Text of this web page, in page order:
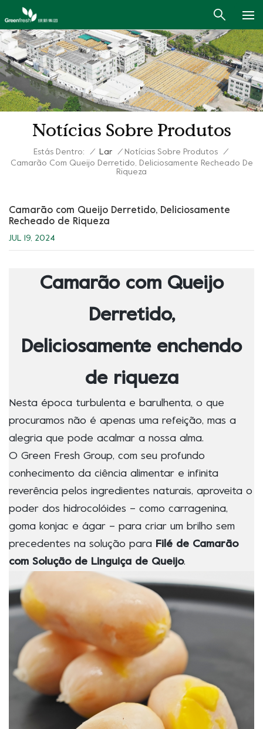
Notícias Sobre Produtos
Estás Dentro: / Lar / Notícias Sobre Produtos
/
Camarão Com Queijo Derretido, Deliciosamente Recheado De
Riqueza
Camarão com Queijo Derretido, Deliciosamente
Recheado de Riqueza
JUL 19, 2024
Camarão com Queijo
Derretido,
Deliciosamente enchendo
de riqueza
Nesta época turbulenta e barulhenta, o que
procuramos não é apenas uma refeição, mas a
alegria que pode acalmar a nossa alma.
O Green Fresh Group, com seu profundo
conhecimento da ciência alimentar e infinita
reverência pelos ingredientes naturais, aproveita o
poder dos hidrocolóides – como carragenina,
goma konjac e ágar – para criar um brilho sem
precedentes na solução para Filé de Camarão
com Solução de Linguiça de Queijo.